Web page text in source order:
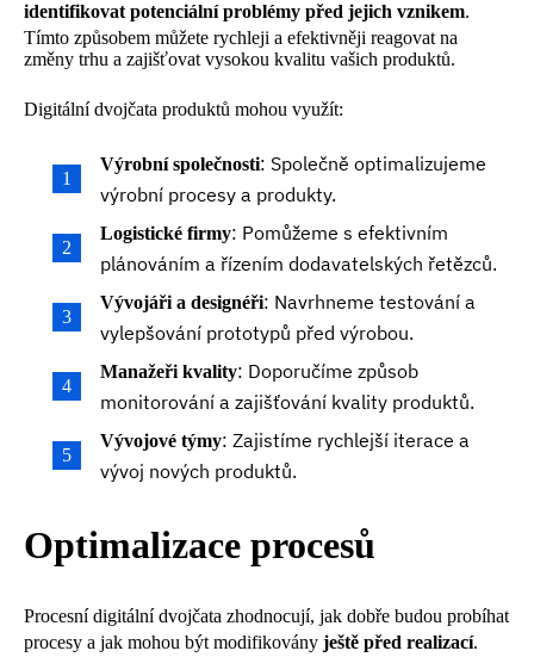
identifikovat potenciální problémy před jejich vznikem.
Tímto způsobem můžete rychleji a efektivněji reagovat na
změny trhu a zajišťovat vysokou kvalitu vašich produktů.
Digitální dvojčata produktů mohou využít:
Výrobní společnosti: Společně optimalizujeme
výrobní procesy a produkty.
Logistické firmy: Pomůžeme s efektivním
plánováním a řízením dodavatelských řetězců.
Vývojáři a designéři: Navrhneme testování a
vylepšování prototypů před výrobou.
Manažeři kvality: Doporučíme způsob
monitorování a zajišťování kvality produktů.
Vývojové týmy: Zajistíme rychlejší iterace a
vývoj nových produktů.
Optimalizace procesů
Procesní digitální dvojčata zhodnocují, jak dobře budou probíhat
procesy a jak mohou být modifikovány ještě před realizací.